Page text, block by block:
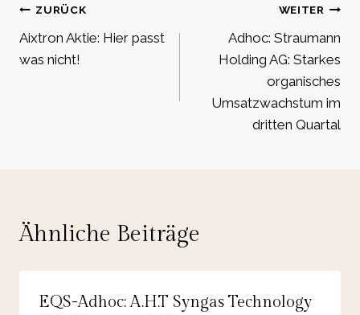
Beitragsnavigation
ZURÜCK
Aixtron Aktie: Hier passt
was nicht!
WEITER
Adhoc: Straumann
Holding AG: Starkes
organisches
Umsatzwachstum im
dritten Quartal
Ähnliche Beiträge
EQS-Adhoc: A.H.T Syngas Technology